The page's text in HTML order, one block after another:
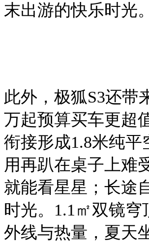
末出游的快乐时光。
此外，极狐S3还带
万起预算买车更超
衔接形成1.8米纯
用再趴在桌子上难
就能看星星；长途
时光。1.1㎡双镜
外线与热量，夏天